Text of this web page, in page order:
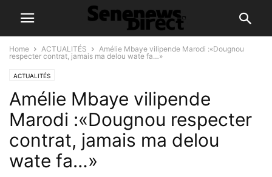
Home ACTUALITÉS
Amélie Mbaye vilipende Marodi :«Dougnou
respecter contrat, jamais ma delou wate fa…»
ACTUALITÉS
Amélie Mbaye vilipende
Marodi :«Dougnou respecter
contrat, jamais ma delou
wate fa…»